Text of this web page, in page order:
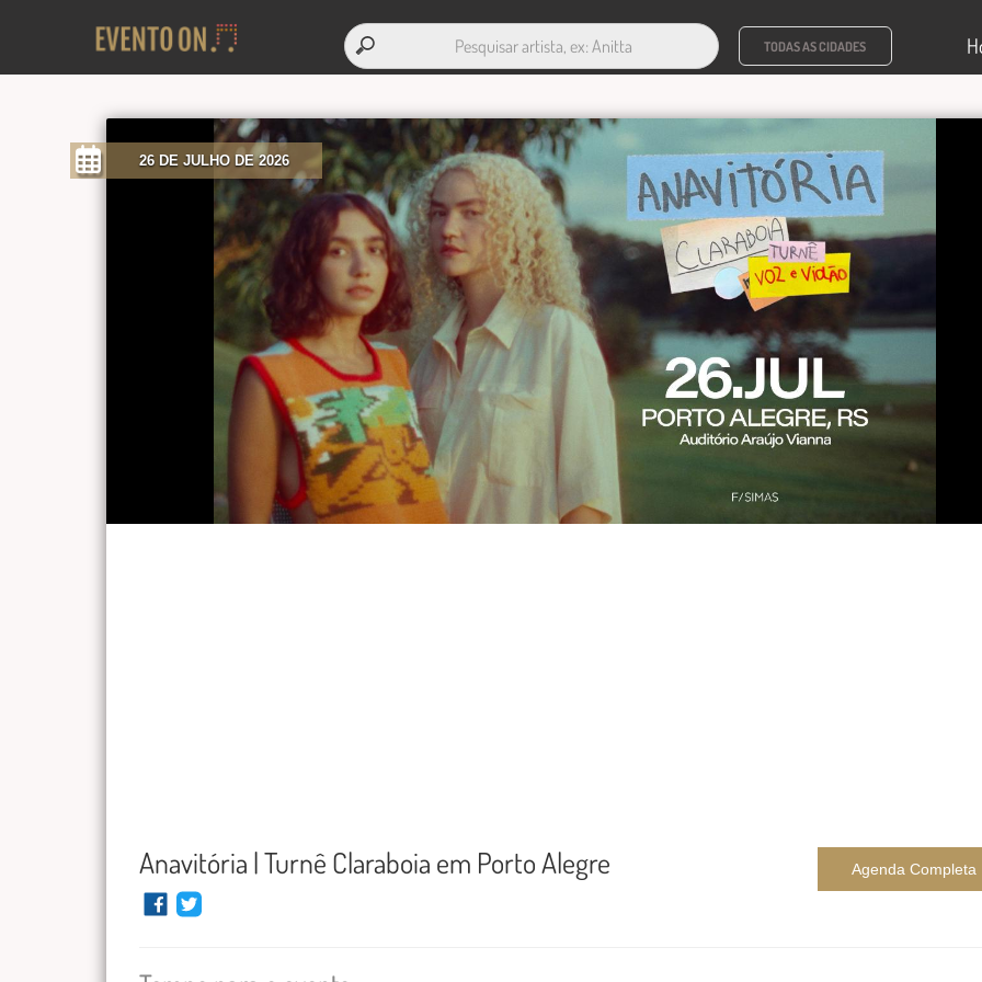
TODAS AS CIDADES
26 DE JULHO DE 2026
Anavitória | Turnê Claraboia em Porto Alegre Agenda Completa